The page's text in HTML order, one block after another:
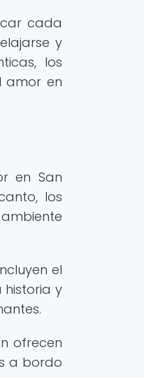
cada
y
los
amor en
en San
los
el
historia y
ofrecen
a bordo